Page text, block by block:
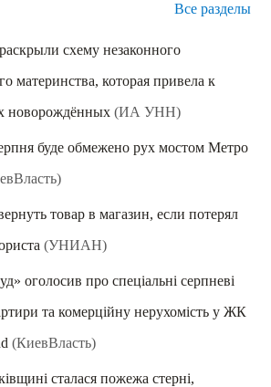
Все разделы
схему незаконного
материнства, которая привела к
новорождённых (ИА УНН)
буде обмежено рух мостом Метро
товар в магазин, если потерял
(УНИАН)
оголосив про спеціальні серпневі
та комерційну нерухомість у ЖК
(КиевВласть)
сталася пожежа стерні,